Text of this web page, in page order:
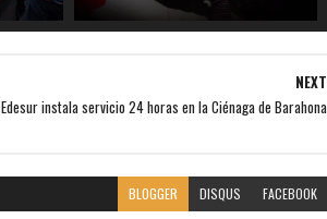
NEXT
Edesur instala servicio 24 horas en la Ciénaga de Barahona
BLOGGER DISQUS FACEBOOK